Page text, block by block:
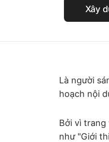
Xây
Là người
hoạch nội
Bởi vì trang
như "Giới